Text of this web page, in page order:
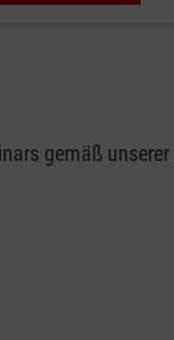
gemäß unserer